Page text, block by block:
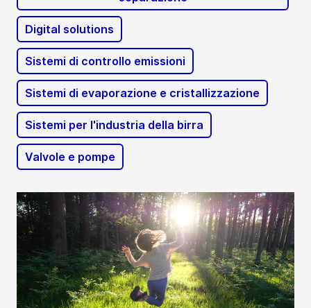
Digital solutions
Sistemi di controllo emissioni
Sistemi di evaporazione e cristallizzazione
Sistemi per l'industria della birra
Valvole e pompe